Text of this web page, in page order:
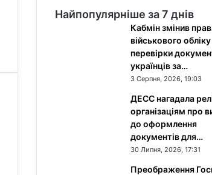
Найпопулярніше за 7 днів
Кабмін змінив
військового
перевірки
українців за…
3 Серпня, 2026, 19:03
ДЕСС нагадала
організаціям про
до оформлення
документів для…
30 Липня, 2026, 17:31
Преображення